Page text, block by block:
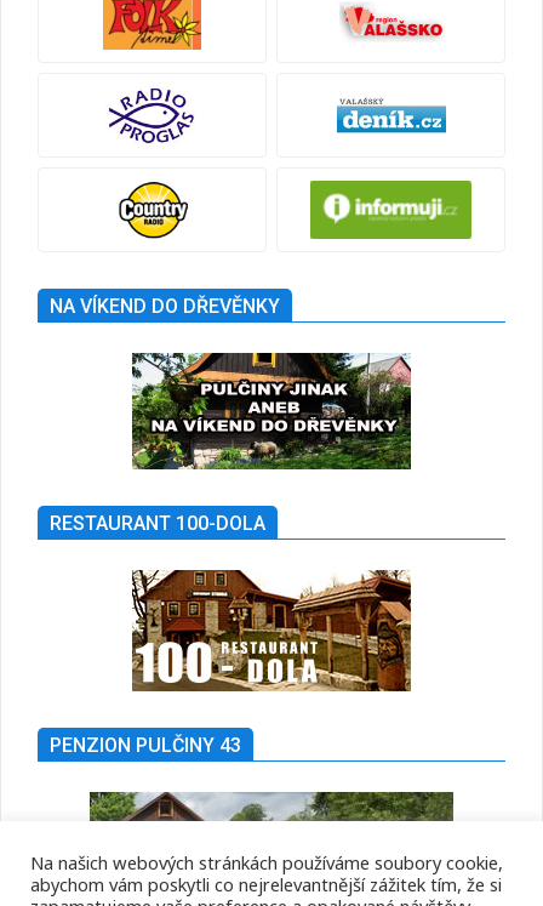
NA VÍKEND DO DŘEVĚNKY
RESTAURANT 100-DOLA
PENZION PULČINY 43
Na našich webových stránkách používáme soubory cookie,
abychom vám poskytli co nejrelevantnější zážitek tím, že si